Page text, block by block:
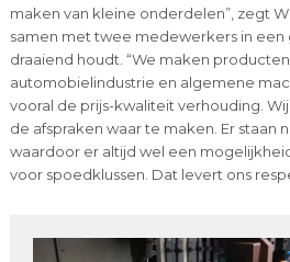
maken van kleine onderdelen”, zegt
samen met twee medewerkers in
draaiend houdt. “We maken
automobielindustrie en algemene
vooral de prijs-kwaliteit verhouding.
de afspraken waar te maken. Er staan
waardoor er altijd wel een
voor spoedklussen. Dat levert ons